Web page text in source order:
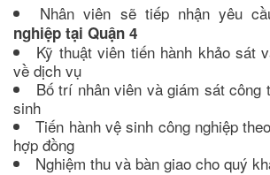
Nhân viên sẽ tiếp nhận yêu
nghiệp tại Quận 4
Kỹ thuật viên tiến hành khảo sát
về dịch vụ
Bố trí nhân viên và giám sát công
sinh
Tiến hành vệ sinh công nghiệp
hợp đồng
Nghiệm thu và bàn giao cho quý